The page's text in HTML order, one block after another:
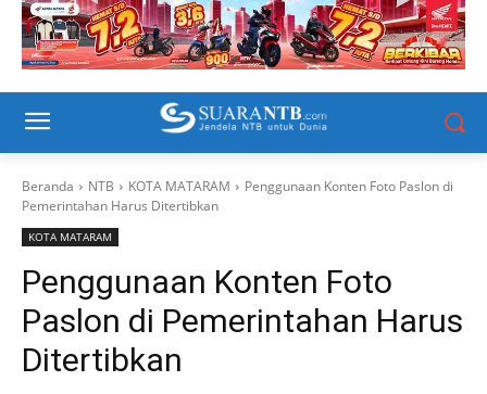
Beranda NTB KOTA MATARAM
Penggunaan Konten Foto Paslon di
Pemerintahan Harus Ditertibkan
KOTA MATARAM
Penggunaan Konten Foto
Paslon di Pemerintahan Harus
Ditertibkan